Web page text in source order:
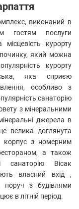
виконаний в
гостям послуги
курорту
який можна
курорту
яка сприєю
особливо з
санаторію
з мінеральними
джерела в
велика доглянута
корпус з номерним
а також
санаторію Вісак
власний вхід ,
поруч з будівлями
в літній період.